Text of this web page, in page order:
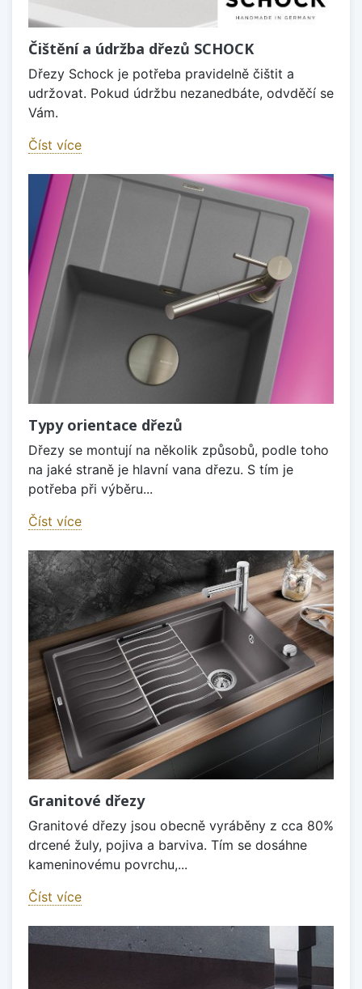
Čištění a údržba dřezů SCHOCK
Dřezy Schock je potřeba pravidelně čištit a
udržovat. Pokud údržbu nezanedbáte, odvděčí se
Vám.
Číst více
Typy orientace dřezů
Dřezy se montují na několik způsobů, podle toho
na jaké straně je hlavní vana dřezu. S tím je
potřeba při výběru...
Číst více
Granitové dřezy
Granitové dřezy jsou obecně vyráběny z cca 80%
drcené žuly, pojiva a barviva. Tím se dosáhne
kameninovému povrchu,...
Číst více